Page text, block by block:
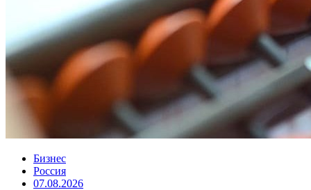
Бизнес
Россия
07.08.2026